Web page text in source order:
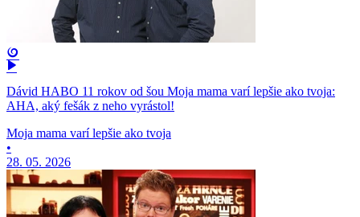
Dávid HABO 11 rokov od šou Moja mama varí lepšie ako tvoja:
AHA, aký fešák z neho vyrástol!
Moja mama varí lepšie ako tvoja
•
28. 05. 2026